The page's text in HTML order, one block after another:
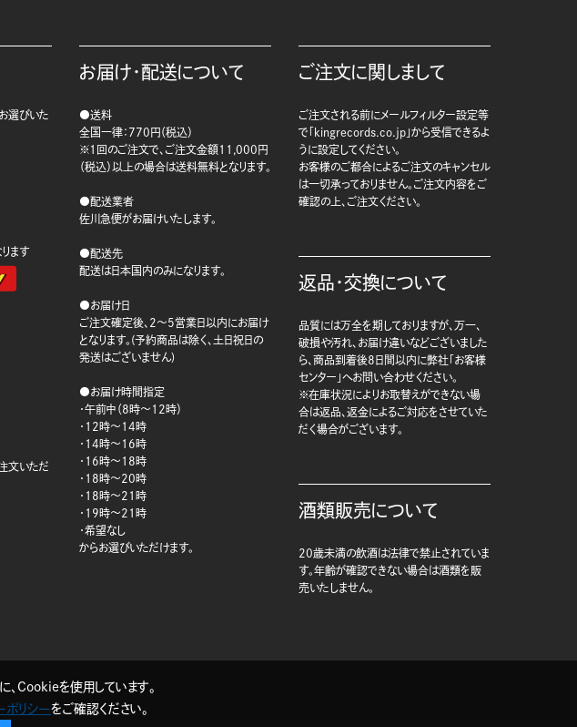
選びいた
ます
文いただ
お届け・配送について
●送料
全国一律：770円（税込）
※1回のご注文で、ご注文金額11,000円
（税込）以上の場合は送料無料となります。
●配送業者
佐川急便がお届けいたします。
●配送先
配送は日本国内のみになります。
●お届け日
ご注文確定後、2～5営業日以内にお届け
となります。(予約商品は除く、土日祝日の
発送はございません)
●お届け時間指定
・午前中（8時～12時）
・12時～14時
・14時～16時
・16時～18時
・18時～20時
・18時～21時
・19時～21時
・希望なし
からお選びいただけます。
ご注文に関しまして
ご注文される前にメールフィルター設定等
で「kingrecords.co.jp」から受信できるよ
うに設定してください。
お客様のご都合によるご注文のキャンセル
は一切承っておりません。ご注文内容をご
確認の上、ご注文ください。
返品・交換について
品質には万全を期しておりますが、万一、
破損や汚れ、お届け違いなどございました
ら、商品到着後8日間以内に弊社「お客様
センター」へお問い合わせください。
※在庫状況によりお取替えができない場
合は返品、返金によるご対応をさせていた
だく場合がございます。
酒類販売について
20歳未満の飲酒は法律で禁止されていま
す。年齢が確認できない場合は酒類を販
売いたしません。
、Cookieを使用しています。
ポリシーをご確認ください。